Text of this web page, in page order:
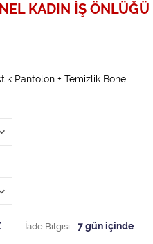
KADIN İŞ ÖNLÜĞÜ
Pantolon + Temizlik Bone
İade Bilgisi: